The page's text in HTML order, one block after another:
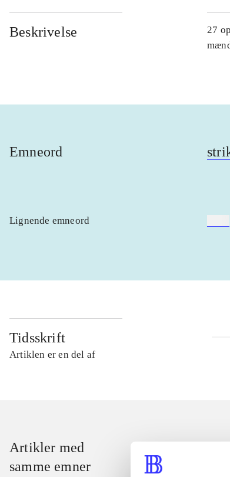
Beskrivelse
27
Emneord
Lignende emneord
Tidsskrift
Artiklen er en del af
Artikler med
samme emner